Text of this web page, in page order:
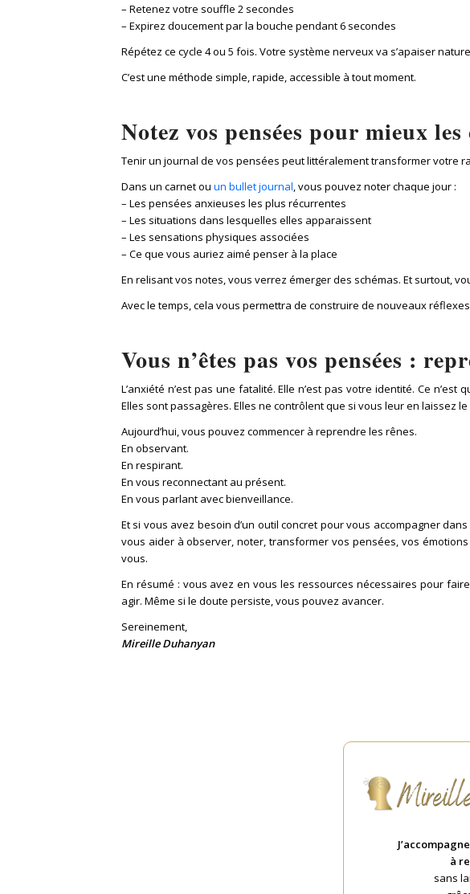
– Retenez votre souffle 2 secondes
– Expirez doucement par la bouche pendant 6 secondes
Répétez ce cycle 4 ou 5 fois. Votre système nerveux va s’apaiser
C’est une méthode simple, rapide, accessible à tout moment.
Notez vos pensées pour mieux
Tenir un journal de vos pensées peut littéralement transformer votre
Dans un carnet ou un bullet journal, vous pouvez noter chaque jour :
– Les pensées anxieuses les plus récurrentes
– Les situations dans lesquelles elles apparaissent
– Les sensations physiques associées
– Ce que vous auriez aimé penser à la place
En relisant vos notes, vous verrez émerger des schémas. Et surtout,
Avec le temps, cela vous permettra de construire de nouveaux
Vous n’êtes pas vos pensées :
L’anxiété n’est pas une fatalité. Elle n’est pas votre identité. Ce
Elles sont passagères. Elles ne contrôlent que si vous leur en laissez
Aujourd’hui, vous pouvez commencer à reprendre les rênes.
En observant.
En respirant.
En vous reconnectant au présent.
En vous parlant avec bienveillance.
Et si vous avez besoin d’un outil concret pour vous accompagner
vous aider à observer, noter, transformer vos pensées, vos
vous.
En résumé : vous avez en vous les ressources nécessaires pour
agir. Même si le doute persiste, vous pouvez avancer.
Sereinement,
Mireille Duhanyan
J’accompagne
à
sans